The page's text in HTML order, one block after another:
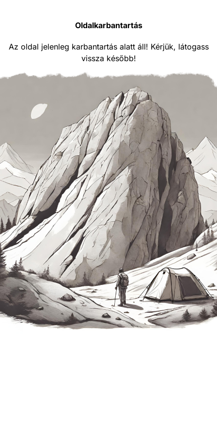
Oldalkarbantartás
Az oldal jelenleg karbantartás alatt áll! Kérjük, látogass
vissza később!